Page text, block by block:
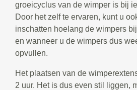
groeicyclus van de wimper is bij
Door het zelf te ervaren, kunt u
inschatten hoelang de wimpers
en wanneer u de wimpers dus
opvullen.
Het plaatsen van de
2 uur. Het is dus even stil liggen,